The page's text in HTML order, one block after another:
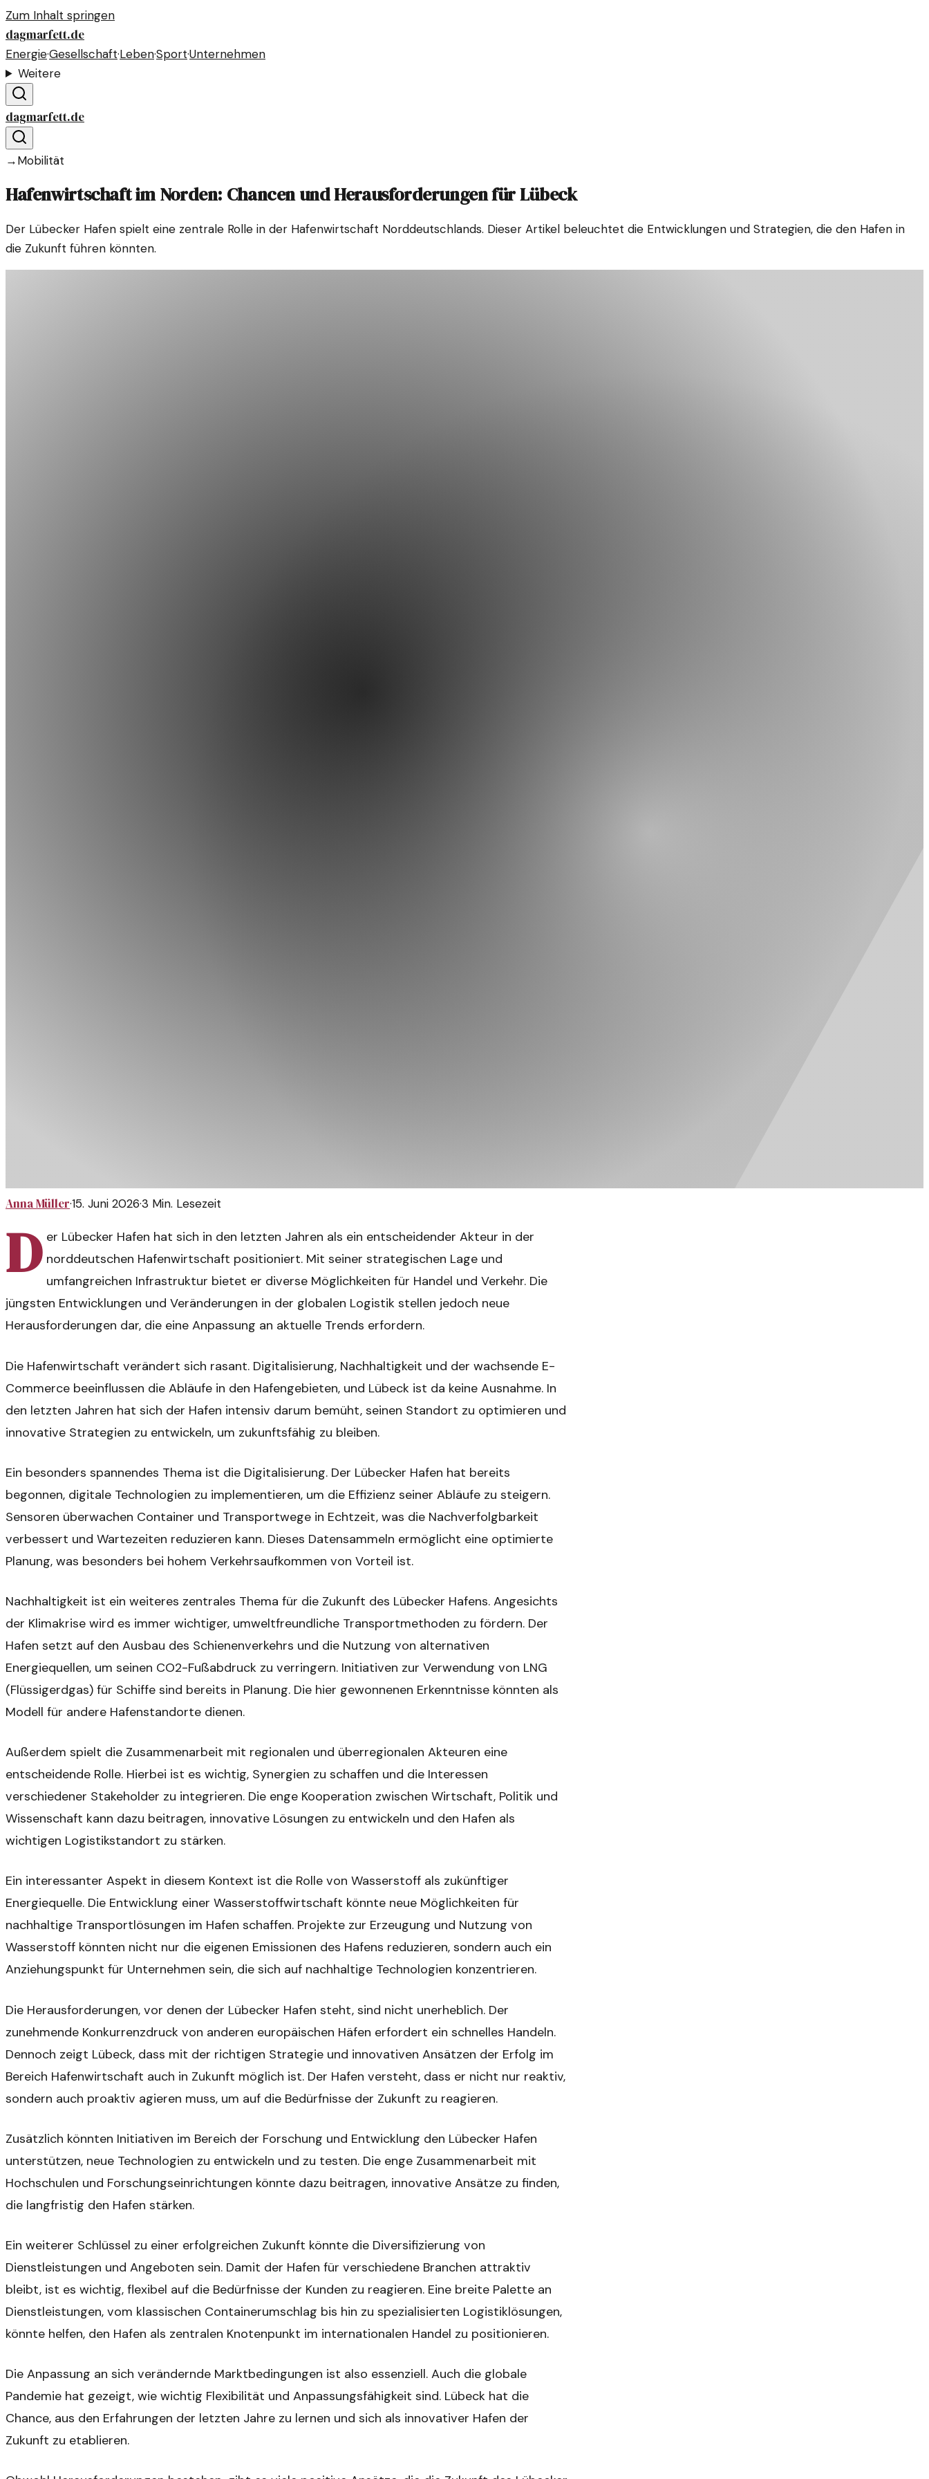
Zum Inhalt springen
dagmarfett.de
Energie·Gesellschaft·Leben·Sport·Unternehmen
Weitere
dagmarfett.de
→Mobilität
Hafenwirtschaft im Norden: Chancen und Herausforderungen für Lübeck
Der Lübecker Hafen spielt eine zentrale Rolle in der Hafenwirtschaft Norddeutschlands. Dieser Artikel beleuchtet die Entwicklungen und Strategien, die den Hafen in
die Zukunft führen könnten.
Anna Müller·15. Juni 2026·3 Min. Lesezeit
D er Lübecker Hafen hat sich in den letzten Jahren als ein entscheidender Akteur in der
norddeutschen Hafenwirtschaft positioniert. Mit seiner strategischen Lage und
umfangreichen Infrastruktur bietet er diverse Möglichkeiten für Handel und Verkehr. Die
jüngsten Entwicklungen und Veränderungen in der globalen Logistik stellen jedoch neue
Herausforderungen dar, die eine Anpassung an aktuelle Trends erfordern.
Die Hafenwirtschaft verändert sich rasant. Digitalisierung, Nachhaltigkeit und der wachsende E-
Commerce beeinflussen die Abläufe in den Hafengebieten, und Lübeck ist da keine Ausnahme. In
den letzten Jahren hat sich der Hafen intensiv darum bemüht, seinen Standort zu optimieren und
innovative Strategien zu entwickeln, um zukunftsfähig zu bleiben.
Ein besonders spannendes Thema ist die Digitalisierung. Der Lübecker Hafen hat bereits
begonnen, digitale Technologien zu implementieren, um die Effizienz seiner Abläufe zu steigern.
Sensoren überwachen Container und Transportwege in Echtzeit, was die Nachverfolgbarkeit
verbessert und Wartezeiten reduzieren kann. Dieses Datensammeln ermöglicht eine optimierte
Planung, was besonders bei hohem Verkehrsaufkommen von Vorteil ist.
Nachhaltigkeit ist ein weiteres zentrales Thema für die Zukunft des Lübecker Hafens. Angesichts
der Klimakrise wird es immer wichtiger, umweltfreundliche Transportmethoden zu fördern. Der
Hafen setzt auf den Ausbau des Schienenverkehrs und die Nutzung von alternativen
Energiequellen, um seinen CO2-Fußabdruck zu verringern. Initiativen zur Verwendung von LNG
(Flüssigerdgas) für Schiffe sind bereits in Planung. Die hier gewonnenen Erkenntnisse könnten als
Modell für andere Hafenstandorte dienen.
Außerdem spielt die Zusammenarbeit mit regionalen und überregionalen Akteuren eine
entscheidende Rolle. Hierbei ist es wichtig, Synergien zu schaffen und die Interessen
verschiedener Stakeholder zu integrieren. Die enge Kooperation zwischen Wirtschaft, Politik und
Wissenschaft kann dazu beitragen, innovative Lösungen zu entwickeln und den Hafen als
wichtigen Logistikstandort zu stärken.
Ein interessanter Aspekt in diesem Kontext ist die Rolle von Wasserstoff als zukünftiger
Energiequelle. Die Entwicklung einer Wasserstoffwirtschaft könnte neue Möglichkeiten für
nachhaltige Transportlösungen im Hafen schaffen. Projekte zur Erzeugung und Nutzung von
Wasserstoff könnten nicht nur die eigenen Emissionen des Hafens reduzieren, sondern auch ein
Anziehungspunkt für Unternehmen sein, die sich auf nachhaltige Technologien konzentrieren.
Die Herausforderungen, vor denen der Lübecker Hafen steht, sind nicht unerheblich. Der
zunehmende Konkurrenzdruck von anderen europäischen Häfen erfordert ein schnelles Handeln.
Dennoch zeigt Lübeck, dass mit der richtigen Strategie und innovativen Ansätzen der Erfolg im
Bereich Hafenwirtschaft auch in Zukunft möglich ist. Der Hafen versteht, dass er nicht nur reaktiv,
sondern auch proaktiv agieren muss, um auf die Bedürfnisse der Zukunft zu reagieren.
Zusätzlich könnten Initiativen im Bereich der Forschung und Entwicklung den Lübecker Hafen
unterstützen, neue Technologien zu entwickeln und zu testen. Die enge Zusammenarbeit mit
Hochschulen und Forschungseinrichtungen könnte dazu beitragen, innovative Ansätze zu finden,
die langfristig den Hafen stärken.
Ein weiterer Schlüssel zu einer erfolgreichen Zukunft könnte die Diversifizierung von
Dienstleistungen und Angeboten sein. Damit der Hafen für verschiedene Branchen attraktiv
bleibt, ist es wichtig, flexibel auf die Bedürfnisse der Kunden zu reagieren. Eine breite Palette an
Dienstleistungen, vom klassischen Containerumschlag bis hin zu spezialisierten Logistiklösungen,
könnte helfen, den Hafen als zentralen Knotenpunkt im internationalen Handel zu positionieren.
Die Anpassung an sich verändernde Marktbedingungen ist also essenziell. Auch die globale
Pandemie hat gezeigt, wie wichtig Flexibilität und Anpassungsfähigkeit sind. Lübeck hat die
Chance, aus den Erfahrungen der letzten Jahre zu lernen und sich als innovativer Hafen der
Zukunft zu etablieren.